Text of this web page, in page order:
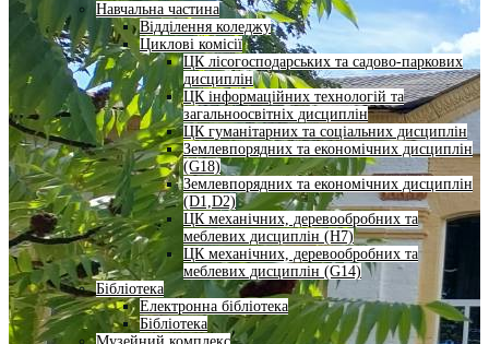
Навчальна частина
Відділення коледжу
Циклові комісії
ЦК лісогосподарських та садово-паркових
дисциплін
ЦК інформаційних технологій та
загальноосвітніх дисциплін
ЦК гуманітарних та соціальних дисциплін
Землевпорядних та економічних дисциплін
(G18)
Землевпорядних та економічних дисциплін
(D1,D2)
ЦК механічних, деревообробних та
меблевих дисциплін (H7)
ЦК механічних, деревообробних та
меблевих дисциплін (G14)
Бібліотека
Електронна бібліотека
Бібліотека